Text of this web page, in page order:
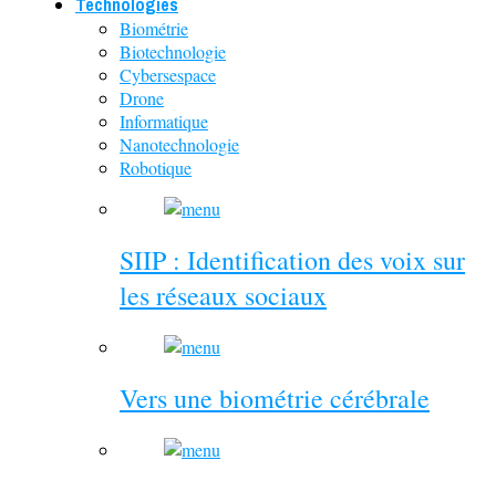
Technologies
Biométrie
Biotechnologie
Cybersespace
Drone
Informatique
Nanotechnologie
Robotique
SIIP : Identification des voix sur
les réseaux sociaux
Vers une biométrie cérébrale